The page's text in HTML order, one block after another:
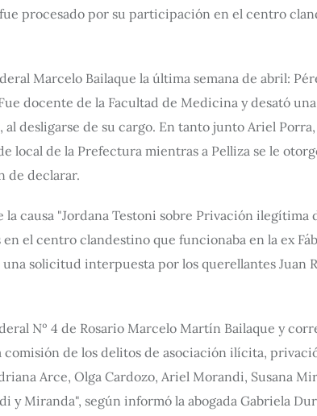
procesado por su participación en el centro
Marcelo Bailaque la última semana de abril:
docente de la Facultad de Medicina y desató
desligarse de su cargo. En tanto junto Ariel
local de la Prefectura mientras a Pelliza se le
de declarar.
causa "Jordana Testoni sobre Privación ilegítima
el centro clandestino que funcionaba en la ex
solicitud interpuesta por los querellantes Juan
Nº 4 de Rosario Marcelo Martín Bailaque y
de los delitos de asociación ilícita,
Arce, Olga Cardozo, Ariel Morandi, Susana
Miranda", según informó la abogada Gabriela